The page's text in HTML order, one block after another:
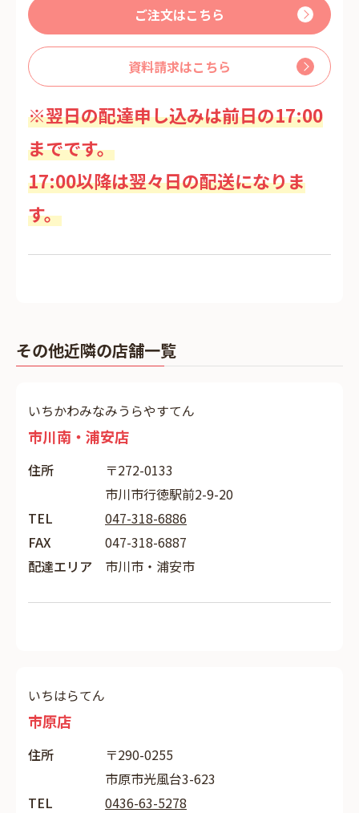
ご注文はこちら
資料請求はこちら
※翌日の配達申し込みは前日の17:00
までです。
17:00以降は翌々日の配送になりま
す。
その他近隣の店舗一覧
いちかわみなみうらやすてん
市川南・浦安店
住所
〒272-0133
市川市行徳駅前2-9-20
TEL
047-318-6886
FAX
047-318-6887
配達エリア
市川市・浦安市
いちはらてん
市原店
住所
〒290-0255
市原市光風台3-623
TEL
0436-63-5278